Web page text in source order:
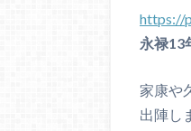
https://
永禄13
家康や
出陣し